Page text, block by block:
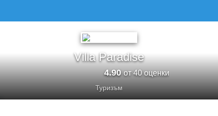
Villa Paradise
4.90от 40 оценки
Туризъм